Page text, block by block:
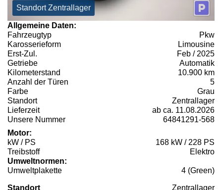
Standort Zentrallager
Allgemeine Daten:
Fahrzeugtyp
Pkw
Karosserieform
Limousine
Erst-Zul.
Feb / 2025
Getriebe
Automatik
Kilometerstand
10.900 km
Anzahl der Türen
5
Farbe
Grau
Standort
Zentrallager
Lieferzeit
ab ca. 11.08.2026
Unsere Nummer
64841291-568
Motor:
kW / PS
168 kW / 228 PS
Treibstoff
Elektro
Umweltnormen:
Umweltplakette
4 (Green)
Standort Zentrallager